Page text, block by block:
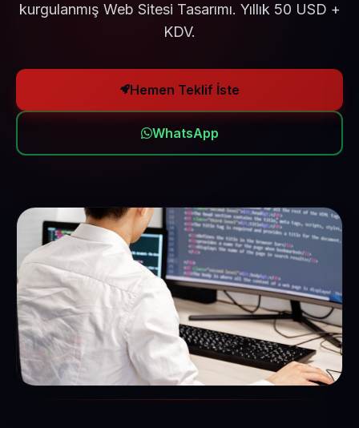
kurgulanmış Web Sitesi Tasarımı. Yıllık 50 USD +
KDV.
Hemen Teklif İste
WhatsApp